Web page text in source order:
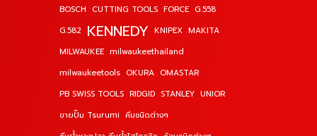
BOSCH CUTTING TOOLS FORCE G.558
G.582 KENNEDY KNIPEX MAKITA
MILWAUKEE milwaukeethailand
milwaukeetools OKURA OMASTAR
PB SWISS TOOLS RIDGID STANLEY UNIOR
ขายปั๊ม Tsurumi คีมชนิดต่างๆ